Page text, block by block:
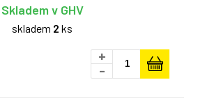
Skladem v GHV
skladem 2 ks
+
-